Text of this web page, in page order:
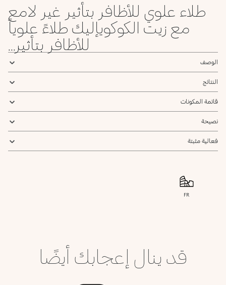
طلاء علوي للأظافر بتأثير غير لامع
مع زيت الكوكويإليك طلاءً علوياً
للأظافر بتأثير...
الوصف
النتائج
قائمة المكونات
نصيحة
فعالية مثبتة
FR
قد ينال إعجابك أيضًا